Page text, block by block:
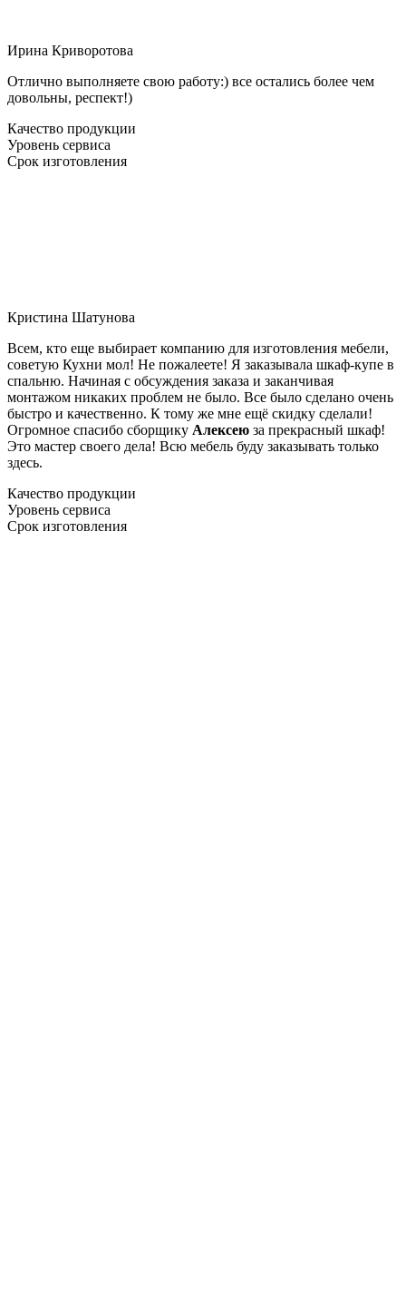
Ирина Криворотова
Отлично выполняете свою работу:) все остались более чем
довольны, респект!)
Качество продукции
Уровень сервиса
Срок изготовления
Кристина Шатунова
Всем, кто еще выбирает компанию для изготовления мебели,
советую Кухни мол! Не пожалеете! Я заказывала шкаф-купе в
спальню. Начиная с обсуждения заказа и заканчивая
монтажом никаких проблем не было. Все было сделано очень
быстро и качественно. К тому же мне ещё скидку сделали!
Огромное спасибо сборщику Алексею за прекрасный шкаф!
Это мастер своего дела! Всю мебель буду заказывать только
здесь.
Качество продукции
Уровень сервиса
Срок изготовления